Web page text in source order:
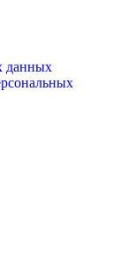
данных